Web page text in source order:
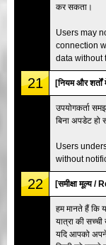
कर सकता।
Users may
connection
data without
21 [नियम और
उपयोगकर्ता
बिना अपडेट हो
Users
without
22 [समीक्षा मूल्य /
हम मानते हैं कि
यात्रा की
यदि आपको